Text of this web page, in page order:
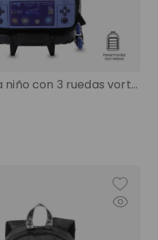
Maleta para niño con 3 ruedas vortex grande negro color: negro talla: l